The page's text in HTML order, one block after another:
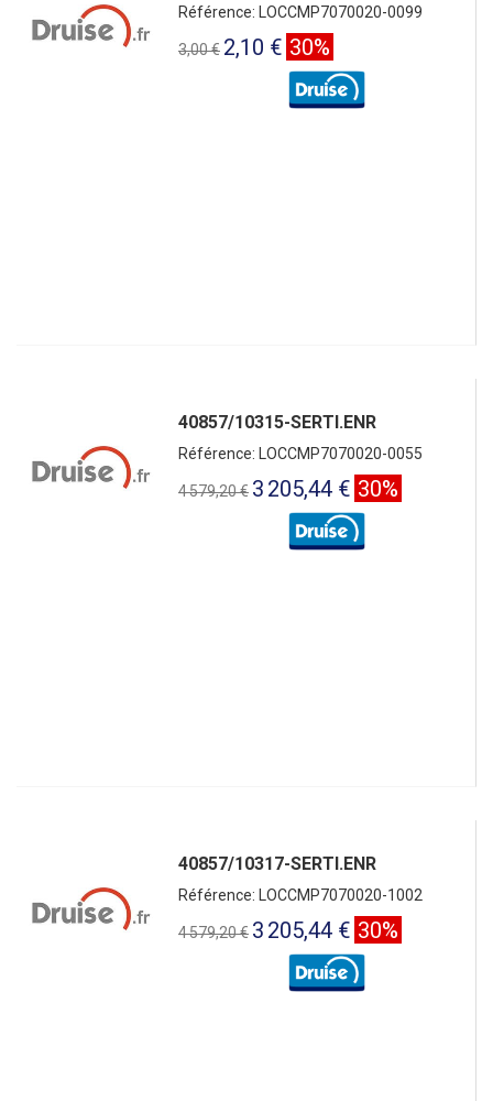
Référence: LOCCMP7070020-0099
3,00 € 2,10 € 30%
40857/10315-SERTI.ENR
Référence: LOCCMP7070020-0055
4 579,20 € 3 205,44 € 30%
40857/10317-SERTI.ENR
Référence: LOCCMP7070020-1002
4 579,20 € 3 205,44 € 30%